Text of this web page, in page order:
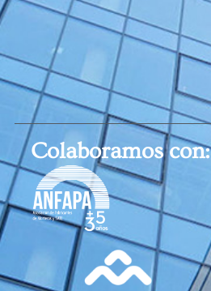
Colaboramos con: